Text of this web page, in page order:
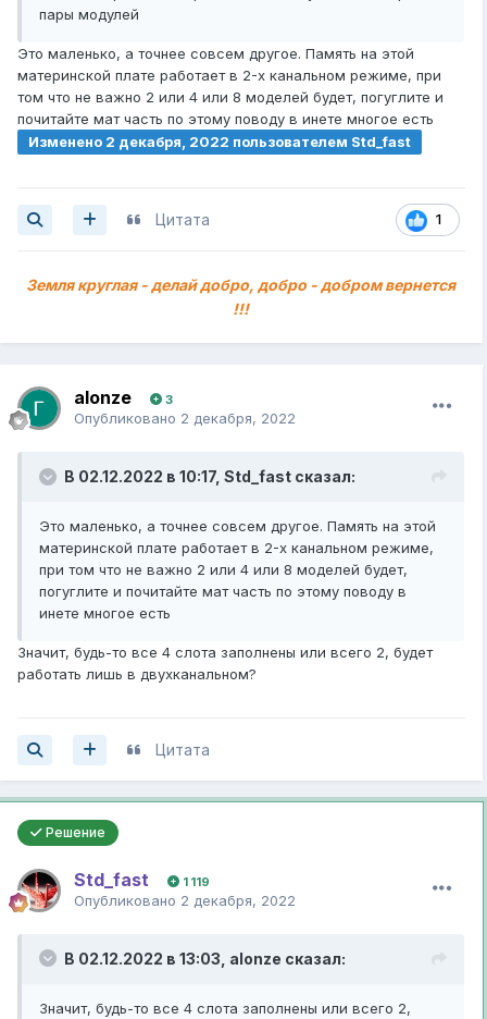
пары модулей
Это маленько, а точнее совсем другое. Память на этой
материнской плате работает в 2-х канальном режиме, при
том что не важно 2 или 4 или 8 моделей будет, погуглите и
почитайте мат часть по этому поводу в инете многое есть
Изменено 2 декабря, 2022 пользователем Std_fast
1
Цитата
Земля круглая - делай добро, добро - добром вернется
!!!
alonze 3
Опубликовано 2 декабря, 2022
В 02.12.2022 в 10:17, Std_fast сказал:
Это маленько, а точнее совсем другое. Память на этой
материнской плате работает в 2-х канальном режиме,
при том что не важно 2 или 4 или 8 моделей будет,
погуглите и почитайте мат часть по этому поводу в
инете многое есть
Значит, будь-то все 4 слота заполнены или всего 2, будет
работать лишь в двухканальном?
Цитата
Решение
Std_fast 1 119
Опубликовано 2 декабря, 2022
В 02.12.2022 в 13:03, alonze сказал:
Значит, будь-то все 4 слота заполнены или всего 2,